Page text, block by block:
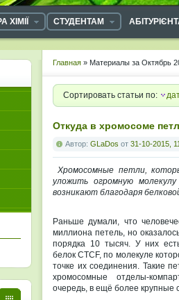
СТУДЕНТАМ
Главная » Материалы за Октябрь
Сортировать статьи по:
Откуда в хромосоме
Автор: GLaDos от 31-10-2015,
Хромосомные петли,
уложить огромную
возникают благодаря
Раньше думали, что
миллиона петель, но
порядка 10 тысяч. У них
белок CTCF, по молекуле
точке их соединения. Такие
хромосомные отделы-
очередь, в ещё более крупные